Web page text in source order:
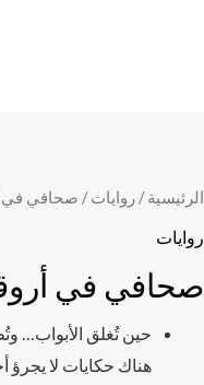
الرئيسية/ روايات/ صحافي في
روايات
صحافي في
حين تُغلق الأبواب…
هناك حكايات لا يجرؤ
كمية
صحافي
أروقة